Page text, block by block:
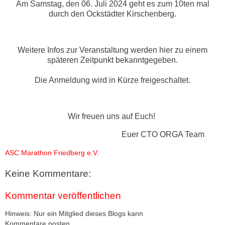
Am Samstag, den 06. Juli 2024 geht es zum 10ten mal
durch den Ockstädter Kirschenberg.
Weitere Infos zur Veranstaltung werden hier zu einem
späteren Zeitpunkt bekanntgegeben.
Die Anmeldung wird in Kürze freigeschaltet.
Wir freuen uns auf Euch!
Euer CTO ORGA Team
ASC Marathon Friedberg e.V.
Keine Kommentare:
Kommentar veröffentlichen
Hinweis: Nur ein Mitglied dieses Blogs kann